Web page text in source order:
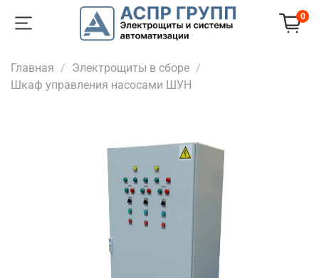
0
Главная
Электрощиты в сборе
Шкаф управления насосами ШУН